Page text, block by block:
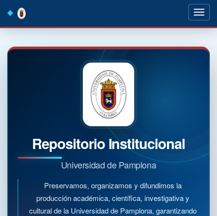
navigation
Repositorio Institucional
Universidad de Pamplona
Preservamos, organizamos y difundimos la
producción académica, científica, investigativa y
cultural de la Universidad de Pamplona, garantizando